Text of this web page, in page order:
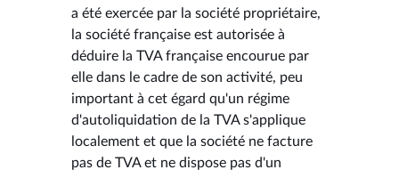
a été exercée par la société propriétaire,
la société française est autorisée à
déduire la TVA française encourue par
elle dans le cadre de son activité, peu
important à cet égard qu'un régime
d'autoliquidation de la TVA s'applique
localement et que la société ne facture
pas de TVA et ne dispose pas d'un